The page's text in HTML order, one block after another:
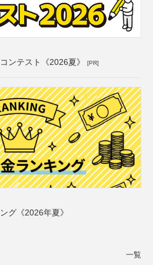
ンテスト《2026夏》 [PR]
グ《2026年夏》
一覧